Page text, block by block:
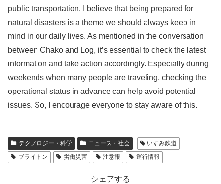
public transportation. I believe that being prepared for
natural disasters is a theme we should always keep in
mind in our daily lives. As mentioned in the conversation
between Chako and Log, it’s essential to check the latest
information and take action accordingly. Especially during
weekends when many people are traveling, checking the
operational status in advance can help avoid potential
issues. So, I encourage everyone to stay aware of this.
テクノロジー・科学 ニュース・社会
いすみ鉄道
ブライトン
労働災害 注意報 運行情報
シェアする